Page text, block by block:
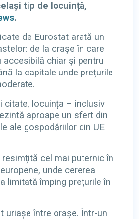
tip de locuință,
.
de Eurostat arată un
de la orașe în care
accesibilă chiar și pentru
la capitale unde prețurile
citate, locuința – inclusiv
aproape un sfert din
ale gospodăriilor din UE
resimțită cel mai puternic în
unde cererea
limitată împing prețurile în
uriașe între orașe. Într-un